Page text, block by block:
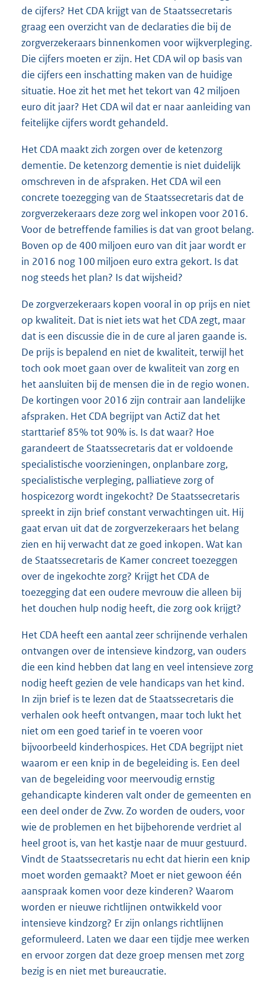
de cijfers? Het CDA krijgt van de Staatssecretaris
graag een overzicht van de declaraties die bij de
zorgverzekeraars binnenkomen voor wijkverpleging.
Die cijfers moeten er zijn. Het CDA wil op basis van
die cijfers een inschatting maken van de huidige
situatie. Hoe zit het met het tekort van 42 miljoen
euro dit jaar? Het CDA wil dat er naar aanleiding van
feitelijke cijfers wordt gehandeld.
Het CDA maakt zich zorgen over de ketenzorg
dementie. De ketenzorg dementie is niet duidelijk
omschreven in de afspraken. Het CDA wil een
concrete toezegging van de Staatssecretaris dat de
zorgverzekeraars deze zorg wel inkopen voor 2016.
Voor de betreffende families is dat van groot belang.
Boven op de 400 miljoen euro van dit jaar wordt er
in 2016 nog 100 miljoen euro extra gekort. Is dat
nog steeds het plan? Is dat wijsheid?
De zorgverzekeraars kopen vooral in op prijs en niet
op kwaliteit. Dat is niet iets wat het CDA zegt, maar
dat is een discussie die in de cure al jaren gaande is.
De prijs is bepalend en niet de kwaliteit, terwijl het
toch ook moet gaan over de kwaliteit van zorg en
het aansluiten bij de mensen die in de regio wonen.
De kortingen voor 2016 zijn contrair aan landelijke
afspraken. Het CDA begrijpt van ActiZ dat het
starttarief 85% tot 90% is. Is dat waar? Hoe
garandeert de Staatssecretaris dat er voldoende
specialistische voorzieningen, onplanbare zorg,
specialistische verpleging, palliatieve zorg of
hospicezorg wordt ingekocht? De Staatssecretaris
spreekt in zijn brief constant verwachtingen uit. Hij
gaat ervan uit dat de zorgverzekeraars het belang
zien en hij verwacht dat ze goed inkopen. Wat kan
de Staatssecretaris de Kamer concreet toezeggen
over de ingekochte zorg? Krijgt het CDA de
toezegging dat een oudere mevrouw die alleen bij
het douchen hulp nodig heeft, die zorg ook krijgt?
Het CDA heeft een aantal zeer schrijnende verhalen
ontvangen over de intensieve kindzorg, van ouders
die een kind hebben dat lang en veel intensieve zorg
nodig heeft gezien de vele handicaps van het kind.
In zijn brief is te lezen dat de Staatssecretaris die
verhalen ook heeft ontvangen, maar toch lukt het
niet om een goed tarief in te voeren voor
bijvoorbeeld kinderhospices. Het CDA begrijpt niet
waarom er een knip in de begeleiding is. Een deel
van de begeleiding voor meervoudig ernstig
gehandicapte kinderen valt onder de gemeenten en
een deel onder de Zvw. Zo worden de ouders, voor
wie de problemen en het bijbehorende verdriet al
heel groot is, van het kastje naar de muur gestuurd.
Vindt de Staatssecretaris nu echt dat hierin een knip
moet worden gemaakt? Moet er niet gewoon één
aanspraak komen voor deze kinderen? Waarom
worden er nieuwe richtlijnen ontwikkeld voor
intensieve kindzorg? Er zijn onlangs richtlijnen
geformuleerd. Laten we daar een tijdje mee werken
en ervoor zorgen dat deze groep mensen met zorg
bezig is en niet met bureaucratie.